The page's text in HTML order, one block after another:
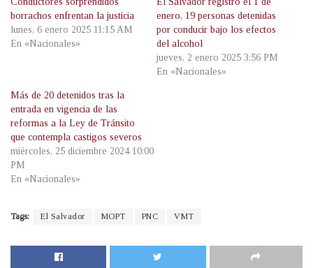
borrachos enfrentan la justicia
lunes, 6 enero 2025 11:15 AM
En «Nacionales»
enero, 19 personas detenidas
por conducir bajo los efectos
del alcohol
jueves, 2 enero 2025 3:56 PM
En «Nacionales»
Más de 20 detenidos tras la
entrada en vigencia de las
reformas a la Ley de Tránsito
que contempla castigos severos
miércoles, 25 diciembre 2024 10:00
PM
En «Nacionales»
Tags: El Salvador MOPT PNC VMT